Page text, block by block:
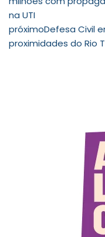
na UTI
próximoDefesa Civil
proximidades do Rio